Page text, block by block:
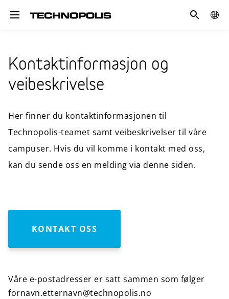
Toggle navigation
Søk
Kontaktinformasjon og
veibeskrivelse
Her finner du kontaktinformasjonen til
Technopolis-teamet samt veibeskrivelser til våre
campuser. Hvis du vil komme i kontakt med oss,
kan du sende oss en melding via denne siden.
KONTAKT OSS
OSLO
Våre e-postadresser er satt sammen som følger
fornavn.etternavn@technopolis.no